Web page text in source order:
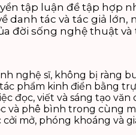
tập luận đề tập hợp
danh tác và tác giả
đời sống nghệ thuật và
nghệ sĩ, không bị ràng
phẩm kinh điển bằng
đọc, viết và sáng tạo văn
và phê bình trong cùng
mở, phóng khoáng và